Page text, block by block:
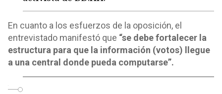
En cuanto a los esfuerzos de la oposición, el
entrevistado manifestó que “se debe fortalecer la
estructura para que la información (votos) llegue
a una central donde pueda computarse”.